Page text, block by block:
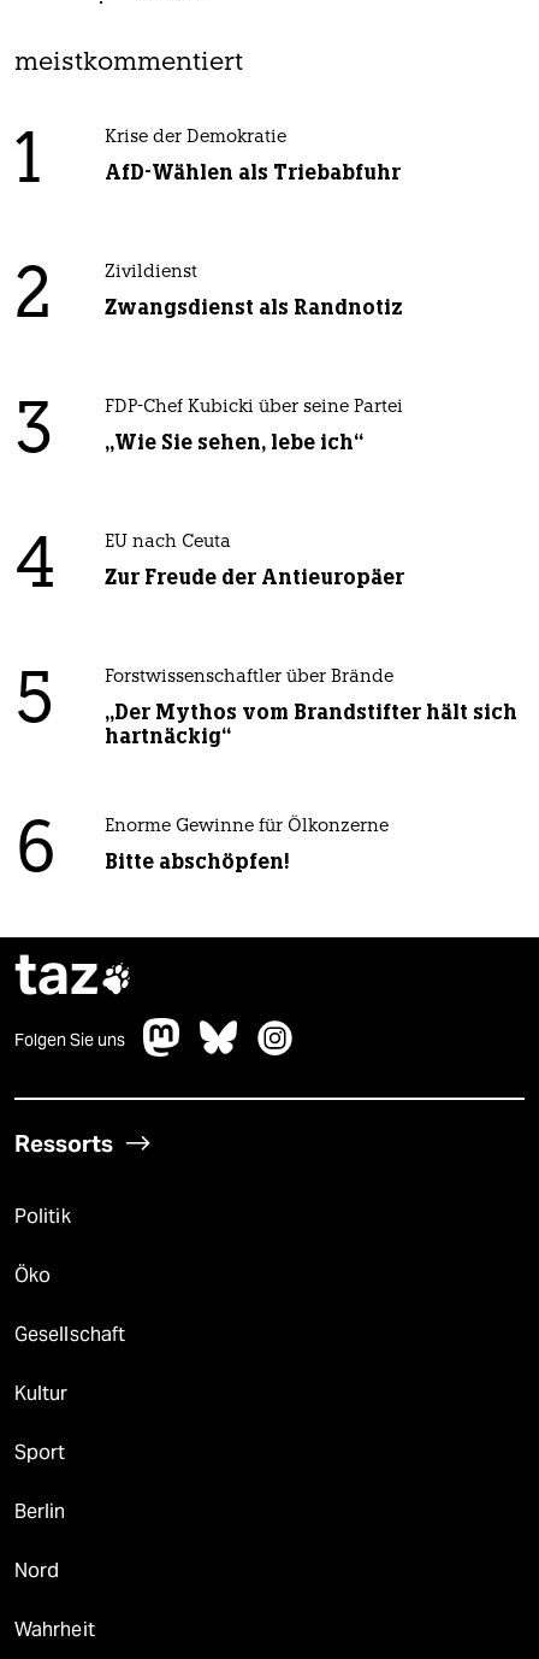
meistkommentiert
1 Krise der Demokratie
AfD-Wählen als Triebabfuhr
2 Zivildienst
Zwangsdienst als Randnotiz
3 FDP-Chef Kubicki über seine Partei
„Wie Sie sehen, lebe ich“
4 EU nach Ceuta
Zur Freude der Antieuropäer
5 Forstwissenschaftler über Brände
„Der Mythos vom Brandstifter hält sich
hartnäckig“
6 Enorme Gewinne für Ölkonzerne
Bitte abschöpfen!
taz
Folgen Sie uns
Ressorts
Politik
Öko
Gesellschaft
Kultur
Sport
Berlin
Nord
Wahrheit